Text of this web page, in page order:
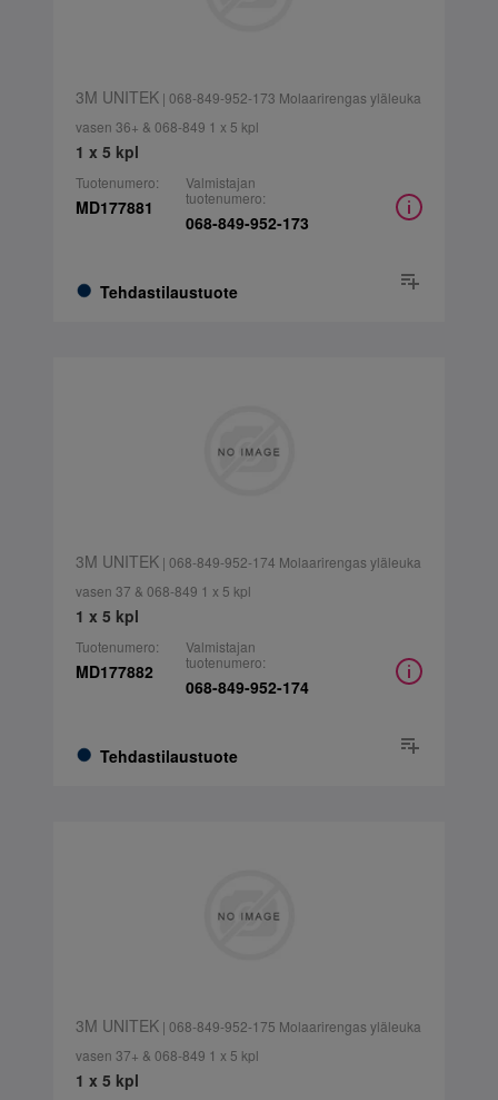
3M UNITEK| 068-849-952-173 Molaarirengas yläleuka
vasen 36+ & 068-849 1 x 5 kpl
1 x 5 kpl
Tuotenumero:
MD177881
Tehdastilaustuote
Valmistajan
tuotenumero:
068-849-952-173
3M UNITEK| 068-849-952-174 Molaarirengas yläleuka
vasen 37 & 068-849 1 x 5 kpl
1 x 5 kpl
Tuotenumero:
MD177882
Tehdastilaustuote
Valmistajan
tuotenumero:
068-849-952-174
3M UNITEK| 068-849-952-175 Molaarirengas yläleuka
vasen 37+ & 068-849 1 x 5 kpl
1 x 5 kpl